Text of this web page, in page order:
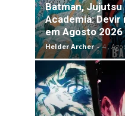
Batman, Jujutsu
Academia:
em Agosto 2026
Helder Archer - 4 ,